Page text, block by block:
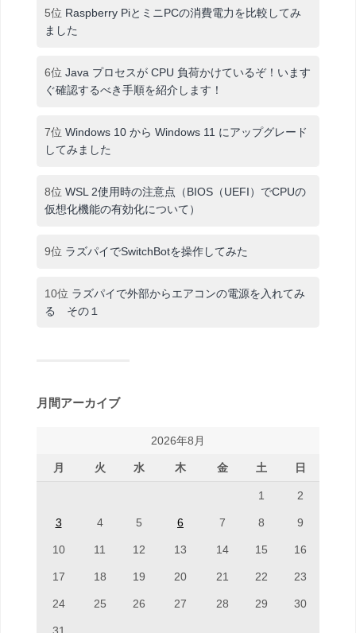
5位 Raspberry PiとミニPCの消費電力を比較してみ
ました
6位 Java プロセスが CPU 負荷かけているぞ！います
ぐ確認するべき手順を紹介します！
7位 Windows 10 から Windows 11 にアップグレード
してみました
8位 WSL 2使用時の注意点（BIOS（UEFI）でCPUの
仮想化機能の有効化について）
9位 ラズパイでSwitchBotを操作してみた
10位 ラズパイで外部からエアコンの電源を入れてみ
る その１
月間アーカイブ
2026年8月
月 火 水 木 金 土 日
1 2
3 4 5 6 7 8 9
10 11 12 13 14 15 16
17 18 19 20 21 22 23
24 25 26 27 28 29 30
31